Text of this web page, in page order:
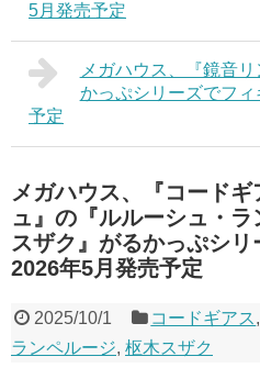
5月発売予定
メガハウス、『鏡音
かっぷシリーズでフ
予定
メガハウス、『コード
ュ』の『ルルーシュ・
スザク』がるかっぷシリ
2026年5月発売予定
2025/10/1 コードギアス,
ランペルージ, 枢木スザク